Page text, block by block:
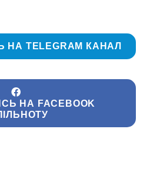
НА TELEGRAM КАНАЛ
НА FACEBOOK